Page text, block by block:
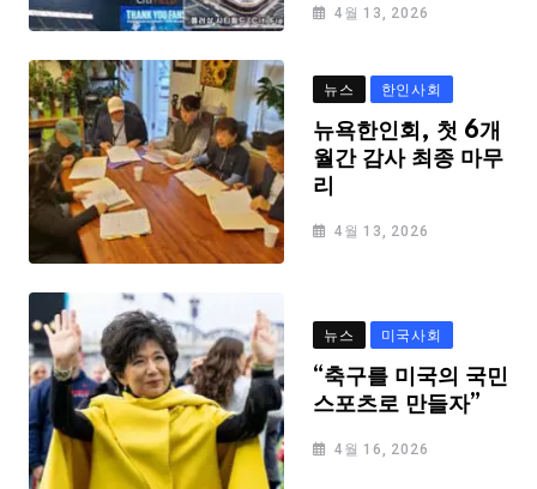
4월 13, 2026
뉴스 한인사회
뉴욕한인회, 첫 6개
월간 감사 최종 마무
리
4월 13, 2026
뉴스 미국사회
“축구를 미국의 국민
스포츠로 만들자”
4월 16, 2026